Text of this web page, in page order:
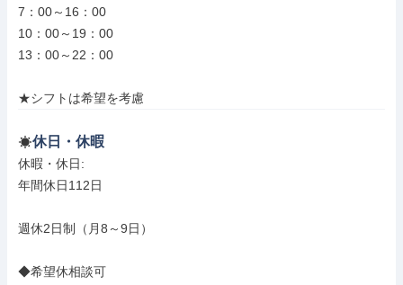
7：00～16：00
10：00～19：00
13：00～22：00
★シフトは希望を考慮
休日・休暇
休暇・休日:
年間休日112日
週休2日制（月8～9日）
◆希望休相談可